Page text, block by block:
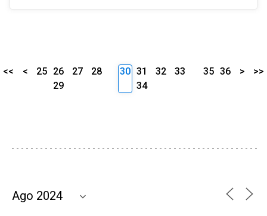
<< < 25 26 27
28
29
30 31 32
33
34
35 36 > >>